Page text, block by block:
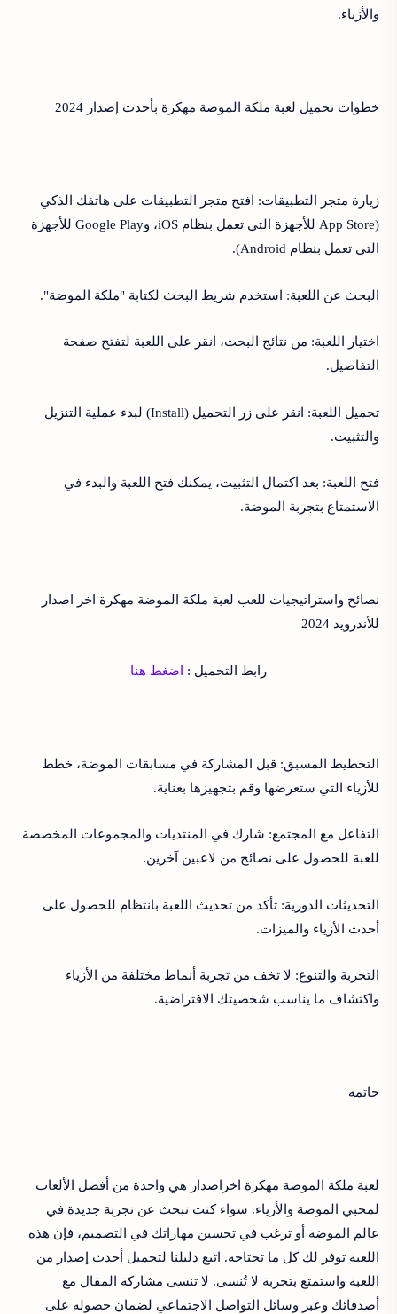
والأزياء.
خطوات تحميل لعبة ملكة الموضة مهكرة بأحدث إصدار 2024
زيارة متجر التطبيقات: افتح متجر التطبيقات على هاتفك الذكي
(App Store للأجهزة التي تعمل بنظام iOS، وGoogle Play للأجهزة
التي تعمل بنظام Android).
البحث عن اللعبة: استخدم شريط البحث لكتابة "ملكة الموضة".
اختيار اللعبة: من نتائج البحث، انقر على اللعبة لتفتح صفحة
التفاصيل.
تحميل اللعبة: انقر على زر التحميل (Install) لبدء عملية التنزيل
والتثبيت.
فتح اللعبة: بعد اكتمال التثبيت، يمكنك فتح اللعبة والبدء في
الاستمتاع بتجربة الموضة.
نصائح واستراتيجيات للعب لعبة ملكة الموضة مهكرة اخر اصدار
للأندرويد 2024
رابط التحميل : اضغط هنا
التخطيط المسبق: قبل المشاركة في مسابقات الموضة، خطط
للأزياء التي ستعرضها وقم بتجهيزها بعناية.
التفاعل مع المجتمع: شارك في المنتديات والمجموعات المخصصة
للعبة للحصول على نصائح من لاعبين آخرين.
التحديثات الدورية: تأكد من تحديث اللعبة بانتظام للحصول على
أحدث الأزياء والميزات.
التجربة والتنوع: لا تخف من تجربة أنماط مختلفة من الأزياء
واكتشاف ما يناسب شخصيتك الافتراضية.
خاتمة
لعبة ملكة الموضة مهكرة اخراصدار هي واحدة من أفضل الألعاب
لمحبي الموضة والأزياء. سواء كنت تبحث عن تجربة جديدة في
عالم الموضة أو ترغب في تحسين مهاراتك في التصميم، فإن هذه
اللعبة توفر لك كل ما تحتاجه. اتبع دليلنا لتحميل أحدث إصدار من
اللعبة واستمتع بتجربة لا تُنسى. لا تنسى مشاركة المقال مع
أصدقائك وعبر وسائل التواصل الاجتماعي لضمان حصوله على